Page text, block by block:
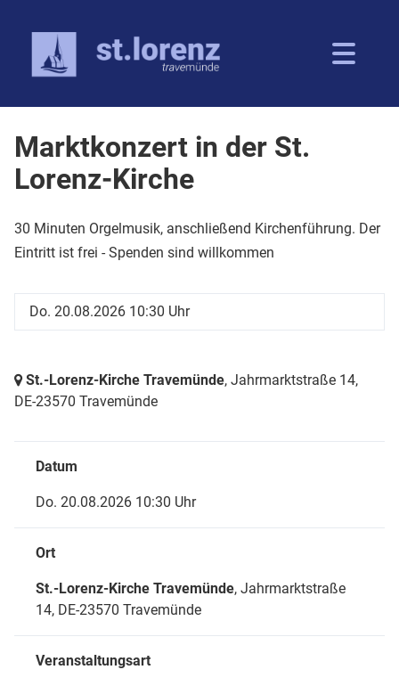
Marktkonzert in der St.
Lorenz-Kirche
30 Minuten Orgelmusik, anschließend Kirchenführung. Der
Eintritt ist frei - Spenden sind willkommen
Do. 20.08.2026 10:30 Uhr
St.-Lorenz-Kirche Travemünde, Jahrmarktstraße 14,
DE-23570 Travemünde
Datum
Do. 20.08.2026 10:30 Uhr
Ort
St.-Lorenz-Kirche Travemünde, Jahrmarktstraße
14, DE-23570 Travemünde
Veranstaltungsart